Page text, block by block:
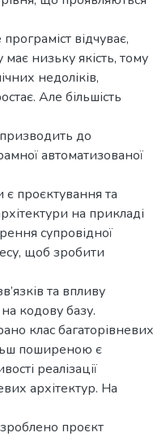
відчуває,
низьку якість, тому
недоліків,
Але більшість
до
автоматизованої
проєктування та
на прикладі
супровідної
щоб зробити
та впливу
кодову базу.
клас багаторівневих
поширеною є
реалізації
архітектур. На
проєкт